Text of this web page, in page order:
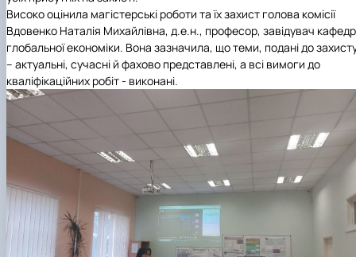
Високо оцінила магістерські роботи та їх захист голова комісії
Вдовенко Наталія Михайлівна, д.е.н., професор, завідувач
глобальної економіки. Вона зазначила, що теми, подані до
– актуальні, сучасні й фахово представлені, а всі вимоги до
кваліфікаційних робіт - виконані.